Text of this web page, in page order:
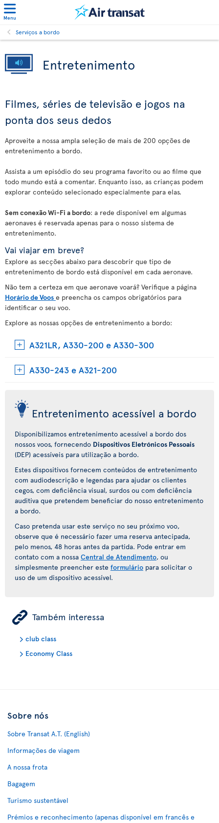
Menu
Serviços a bordo
Entretenimento
Filmes, séries de televisão e jogos na
ponta dos seus dedos
Aproveite a nossa ampla seleção de mais de 200 opções de
entretenimento a bordo.
Assista a um episódio do seu programa favorito ou ao filme que
todo mundo está a comentar. Enquanto isso, as crianças podem
explorar conteúdo selecionado especialmente para elas.
Sem conexão Wi-Fi a bordo: a rede disponível em algumas
aeronaves é reservada apenas para o nosso sistema de
entretenimento.
Vai viajar em breve?
Explore as secções abaixo para descobrir que tipo de
entretenimento de bordo está disponível em cada aeronave.
Não tem a certeza em que aeronave voará? Verifique a página
Horário de Voos e preencha os campos obrigatórios para
identificar o seu voo.
Explore as nossas opções de entretenimento a bordo:
A321LR, A330-200 e A330-300
A330-243 e A321-200
Entretenimento acessível a bordo
Disponibilizamos entretenimento acessível a bordo dos
nossos voos, fornecendo Dispositivos Eletrónicos Pessoais
(DEP) acessíveis para utilização a bordo.
Estes dispositivos fornecem conteúdos de entretenimento
com audiodescrição e legendas para ajudar os clientes
cegos, com deficiência visual, surdos ou com deficiência
auditiva que pretendem beneficiar do nosso entretenimento
a bordo.
Caso pretenda usar este serviço no seu próximo voo,
observe que é necessário fazer uma reserva antecipada,
pelo menos, 48 horas antes da partida. Pode entrar em
contato com a nossa Central de Atendimento, ou
simplesmente preencher este formulário para solicitar o
uso de um dispositivo acessível.
ÿ Também interessa
club class
Economy Class
Sobre nós
Sobre Transat A.T. (English)
Informações de viagem
A nossa frota
Bagagem
Turismo sustentável
Prémios e reconhecimento (apenas disponível em francês e